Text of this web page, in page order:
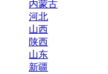
内蒙古
河北
山西
陕西
山东
新疆